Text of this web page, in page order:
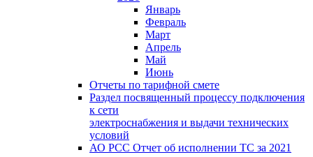
Январь
Февраль
Март
Апрель
Май
Июнь
Отчеты по тарифной смете
Раздел посвященный процессу подключения
к сети
электроснабжения и выдачи технических
условий
АО РСС Отчет об исполнении ТС за 2021